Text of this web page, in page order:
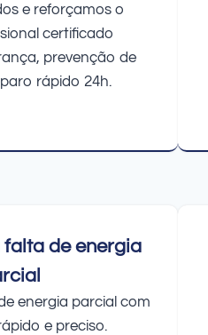
e reforçamos o
certificado
prevenção de
rápido 24h.
de energia
energia parcial com
e preciso.